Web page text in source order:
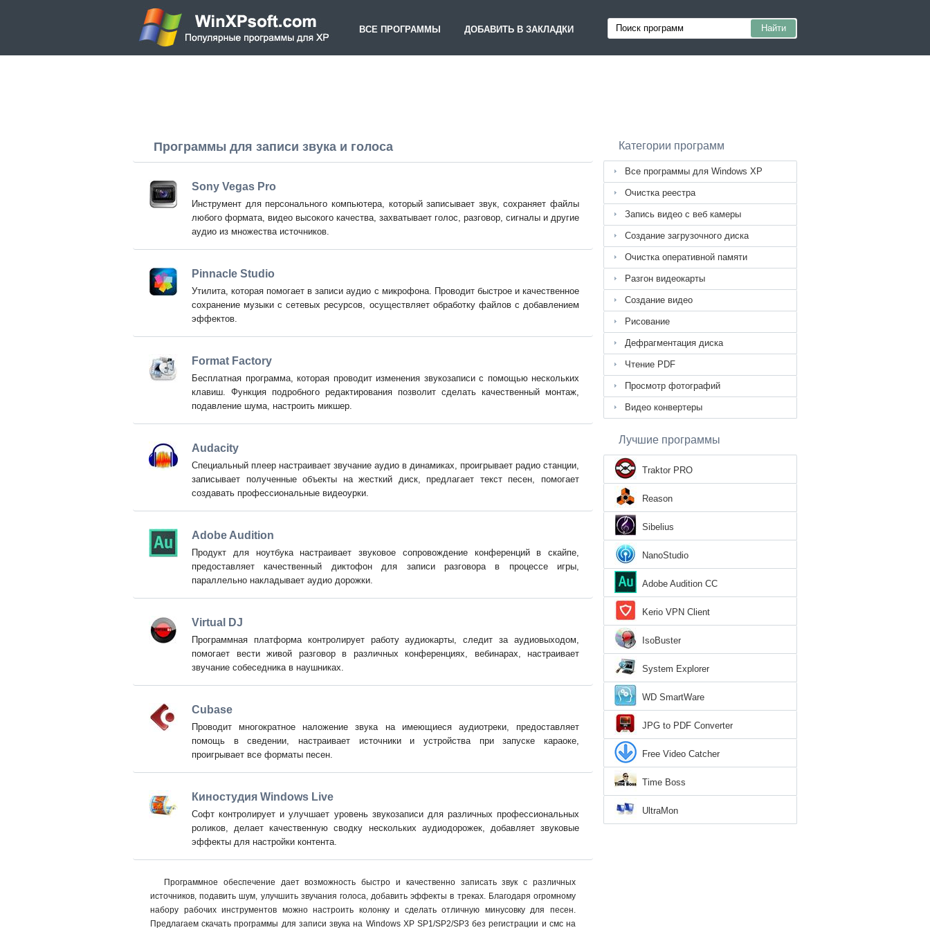
ВСЕ ПРОГРАММЫ ДОБАВИТЬ В ЗАКЛАДКИ
Программы для записи звука и голоса
Sony Vegas Pro
Инструмент для персонального компьютера, который записывает звук, сохраняет файлы
любого формата, видео высокого качества, захватывает голос, разговор, сигналы и другие
аудио из множества источников.
Pinnacle Studio
Утилита, которая помогает в записи аудио с микрофона. Проводит быстрое и качественное
сохранение музыки с сетевых ресурсов, осуществляет обработку файлов с добавлением
эффектов.
Format Factory
Бесплатная программа, которая проводит изменения звукозаписи с помощью нескольких
клавиш. Функция подробного редактирования позволит сделать качественный монтаж,
подавление шума, настроить микшер.
Audacity
Специальный плеер настраивает звучание аудио в динамиках, проигрывает радио станции,
записывает полученные объекты на жесткий диск, предлагает текст песен, помогает
создавать профессиональные видеоурки.
Adobe Audition
Продукт для ноутбука настраивает звуковое сопровождение конференций в скайпе,
предоставляет качественный диктофон для записи разговора в процессе игры,
параллельно накладывает аудио дорожки.
Virtual DJ
Программная платформа контролирует работу аудиокарты, следит за аудиовыходом,
помогает вести живой разговор в различных конференциях, вебинарах, настраивает
звучание собеседника в наушниках.
Cubase
Проводит многократное наложение звука на имеющиеся аудиотреки, предоставляет
помощь в сведении, настраивает источники и устройства при запуске караоке,
проигрывает все форматы песен.
Киностудия Windows Live
Софт контролирует и улучшает уровень звукозаписи для различных профессиональных
роликов, делает качественную сводку нескольких аудиодорожек, добавляет звуковые
эффекты для настройки контента.
Программное обеспечение дает возможность быстро и качественно записать звук с различных
источников, подавить шум, улучшить звучания голоса, добавить эффекты в треках. Благодаря огромному
набору рабочих инструментов можно настроить колонку и сделать отличную минусовку для песен.
Предлагаем скачать программы для записи звука на Windows XP SP1/SP2/SP3 без регистрации и смс на
Категории программ
Все программы для Windows XP
Очистка реестра
Запись видео с веб камеры
Создание загрузочного диска
Очистка оперативной памяти
Разгон видеокарты
Создание видео
Рисование
Дефрагментация диска
Чтение PDF
Просмотр фотографий
Видео конвертеры
Лучшие программы
Traktor PRO
Reason
Sibelius
NanoStudio
Adobe Audition CC
Kerio VPN Client
IsoBuster
System Explorer
WD SmartWare
JPG to PDF Converter
Free Video Catcher
Time Boss
UltraMon